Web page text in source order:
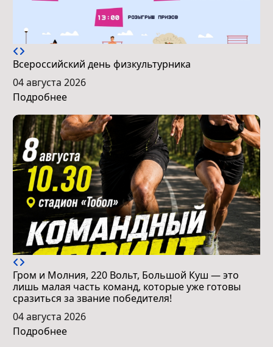
Всероссийский день физкультурника
04 августа 2026
Подробнее
Гром и Молния, 220 Вольт, Большой Куш — это
лишь малая часть команд, которые уже готовы
сразиться за звание победителя!
04 августа 2026
Подробнее